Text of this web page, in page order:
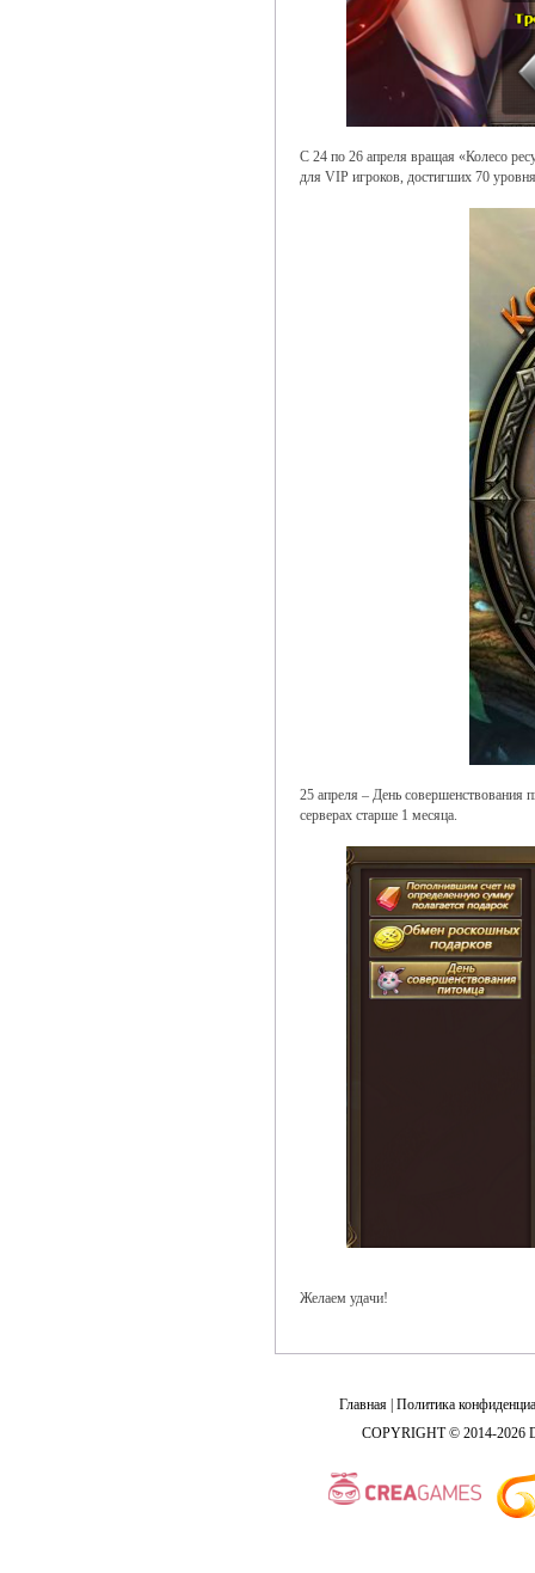
С 24 по 26 апреля вращая «Колесо
для VIP игроков, достигших 70
25 апреля – День совершенствования
серверах старше 1 месяца.
Желаем удачи!
Главная Политика
COPYRIGHT © 2014-2026